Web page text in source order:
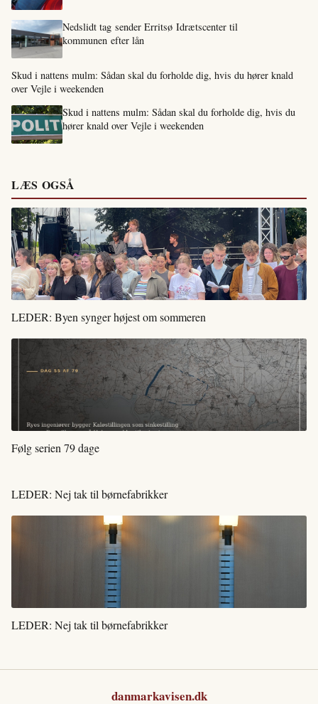
Nedslidt tag sender Erritsø Idrætscenter til
kommunen efter lån
Skud i nattens mulm: Sådan skal du forholde dig, hvis du hører knald
over Vejle i weekenden
Skud i nattens mulm: Sådan skal du forholde dig, hvis du
hører knald over Vejle i weekenden
LÆS OGSÅ
LEDER: Byen synger højest om sommeren
Følg serien 79 dage
LEDER: Nej tak til børnefabrikker
LEDER: Nej tak til børnefabrikker
danmarkavisen.dk